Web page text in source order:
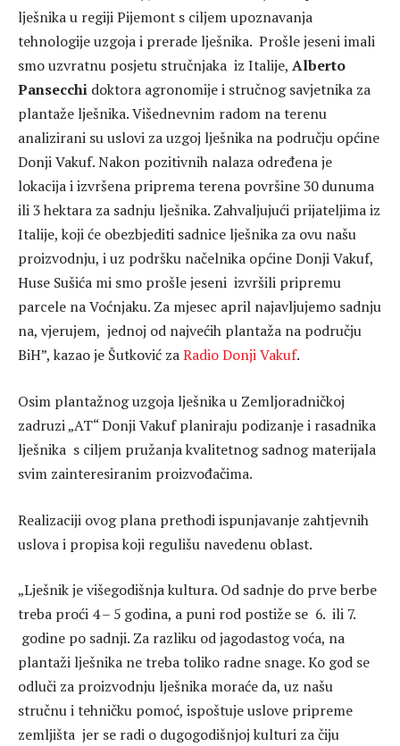
lješnika u regiji Pijemont s ciljem upoznavanja
tehnologije uzgoja i prerade lješnika. Prošle jeseni imali
smo uzvratnu posjetu stručnjaka iz Italije, Alberto
Pansecchi doktora agronomije i stručnog savjetnika za
plantaže lješnika. Višednevnim radom na terenu
analizirani su uslovi za uzgoj lješnika na području općine
Donji Vakuf. Nakon pozitivnih nalaza određena je
lokacija i izvršena priprema terena površine 30 dunuma
ili 3 hektara za sadnju lješnika. Zahvaljujući prijateljima iz
Italije, koji će obezbjediti sadnice lješnika za ovu našu
proizvodnju, i uz podršku načelnika općine Donji Vakuf,
Huse Sušića mi smo prošle jeseni izvršili pripremu
parcele na Voćnjaku. Za mjesec april najavljujemo sadnju
na, vjerujem, jednoj od najvećih plantaža na području
BiH”, kazao je Šutković zaRadio Donji Vakuf.
Osim plantažnog uzgoja lješnika u Zemljoradničkoj
zadruzi „AT“ Donji Vakuf planiraju podizanje i rasadnika
lješnika s ciljem pružanja kvalitetnog sadnog materijala
svim zainteresiranim proizvođačima.
Realizaciji ovog plana prethodi ispunjavanje zahtjevnih
uslova i propisa koji regulišu navedenu oblast.
„Lješnik je višegodišnja kultura. Od sadnje do prve berbe
treba proći 4 – 5 godina, a puni rod postiže se 6. ili 7.
godine po sadnji. Za razliku od jagodastog voća, na
plantaži lješnika ne treba toliko radne snage. Ko god se
odluči za proizvodnju lješnika moraće da, uz našu
stručnu i tehničku pomoć, ispoštuje uslove pripreme
zemljišta jer se radi o dugogodišnjoj kulturi za čiju